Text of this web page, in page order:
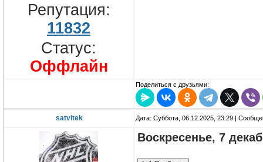
Репутация:
11832
Статус:
Оффлайн
Поделиться с друзьями:
satvitek Дата: Суббота, 06.12.2025, 23:29 |
Воскресенье, 7